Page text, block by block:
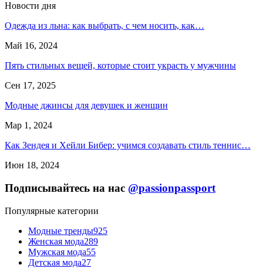
Новости дня
Одежда из льна: как выбрать, с чем носить, как…
Май 16, 2024
Пять стильных вещей, которые стоит украсть у мужчины
Сен 17, 2025
Модные джинсы для девушек и женщин
Мар 1, 2024
Как Зендея и Хейли Бибер: учимся создавать стиль теннис…
Июн 18, 2024
Подписывайтесь на нас @passionpassport
Популярные категории
Модные тренды925
Женская мода289
Мужская мода55
Детская мода27